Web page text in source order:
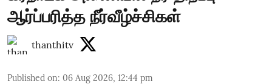
ஆர்ப்பரித்த நீர்வீழ்ச்சிகள்
thanthitv
Published on: 06 Aug 2026, 12:44 pm